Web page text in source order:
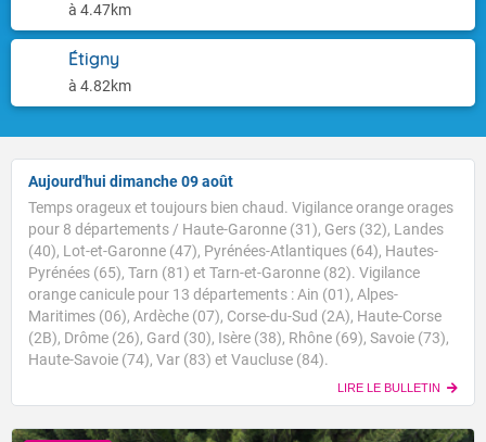
à 4.47km
Étigny
à 4.82km
Aujourd'hui dimanche 09 août
Temps orageux et toujours bien chaud. Vigilance orange orages
pour 8 départements / Haute-Garonne (31), Gers (32), Landes
(40), Lot-et-Garonne (47), Pyrénées-Atlantiques (64), Hautes-
Pyrénées (65), Tarn (81) et Tarn-et-Garonne (82). Vigilance
orange canicule pour 13 départements : Ain (01), Alpes-
Maritimes (06), Ardèche (07), Corse-du-Sud (2A), Haute-Corse
(2B), Drôme (26), Gard (30), Isère (38), Rhône (69), Savoie (73),
Haute-Savoie (74), Var (83) et Vaucluse (84).
LIRE LE BULLETIN